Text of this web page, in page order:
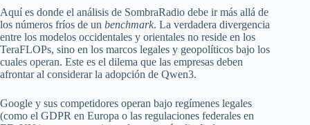
Aquí es donde el análisis de SombraRadio debe ir más allá de
los números fríos de un benchmark. La verdadera divergencia
entre los modelos occidentales y orientales no reside en los
TeraFLOPs, sino en los marcos legales y geopolíticos bajo los
cuales operan. Este es el dilema que las empresas deben
afrontar al considerar la adopción de Qwen3.
Google y sus competidores operan bajo regímenes legales
(como el GDPR en Europa o las regulaciones federales en